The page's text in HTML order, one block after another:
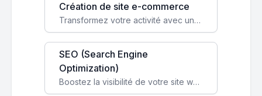
Création de site e-commerce
Transformez votre activité avec une boutique en ligne, accessible à l'échelle mondiale 24/7.
SEO (Search Engine
Optimization)
Boostez la visibilité de votre site web sur Google et attirez du trafic qualifié grâce à nos stratégies SEO.